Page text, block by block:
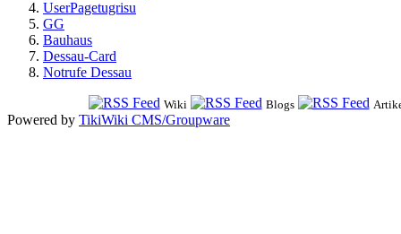
UserPagetugrisu
GG
Bauhaus
Dessau-Card
Notrufe Dessau
Wiki Blogs
Powered by TikiWiki CMS/Groupware